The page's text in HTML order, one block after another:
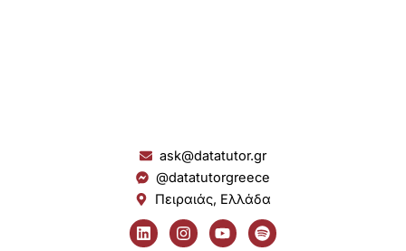
ask@datatutor.gr
@datatutorgreece
Πειραιάς, Ελλάδα
L
i
I
n
Y
o
S
p